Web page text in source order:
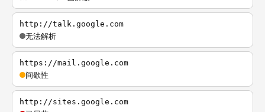
http://talk.google.com
无法解析
https://mail.google.com
间歇性
http://sites.google.com